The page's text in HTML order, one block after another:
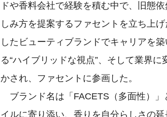
ドや香料会社で経験を積む中で、旧態
しみ方を提案するファセントを立ち上
したビューティブランドでキャリアを
る“ハイブリッドな視点”、そして業界
かされ、ファセントに参画した。
ブランド名は「FACETS（多面性）」
イルに寄り添い、香りを自分らしさの